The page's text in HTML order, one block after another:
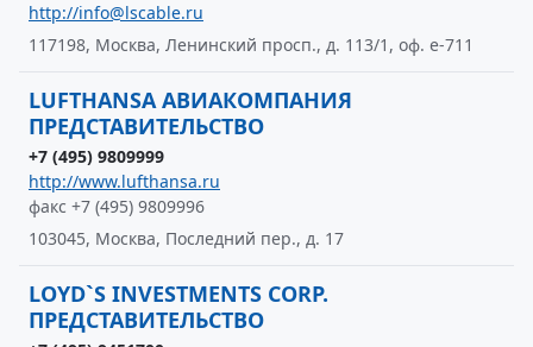
http://info@lscable.ru
117198, Москва, Ленинский просп., д. 113/1, оф. е-711
LUFTHANSA АВИАКОМПАНИЯ
ПРЕДСТАВИТЕЛЬСТВО
+7 (495) 9809999
http://www.lufthansa.ru
факс +7 (495) 9809996
103045, Москва, Последний пер., д. 17
LOYD`S INVESTMENTS CORP.
ПРЕДСТАВИТЕЛЬСТВО